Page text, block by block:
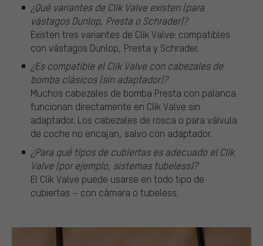
¿Qué variantes de Clik Valve existen (para
vástagos Dunlop, Presta o Schrader)?
Existen tres variantes de Clik Valve: compatibles
con vástagos Dunlop, Presta y Schrader.
¿Es compatible el Clik Valve con cabezales de
bomba clásicos (sin adaptador)?
Muchos cabezales de bomba Presta con palanca
funcionan directamente en Clik Valve sin
adaptador. Los cabezales de rosca o para válvula
de coche no encajan, salvo con adaptador.
¿Para qué tipos de cubiertas es adecuado el Clik
Valve (por ejemplo, sistemas tubeless)?
El Clik Valve puede usarse en todo tipo de
cubiertas – con cámara o tubeless.